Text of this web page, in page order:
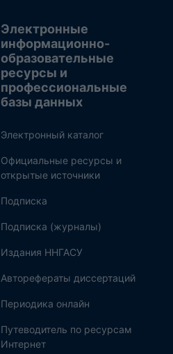
Электронные
информационно-
образовательные
ресурсы и
профессиональные
базы данных
Электронный каталог
Официальные ресурсы и
открытые источники
Подписка
Подписка (журналы)
Издания ННГАСУ
Авторефераты диссертаций
Периодика онлайн
Путеводитель по ресурсам
Интернет